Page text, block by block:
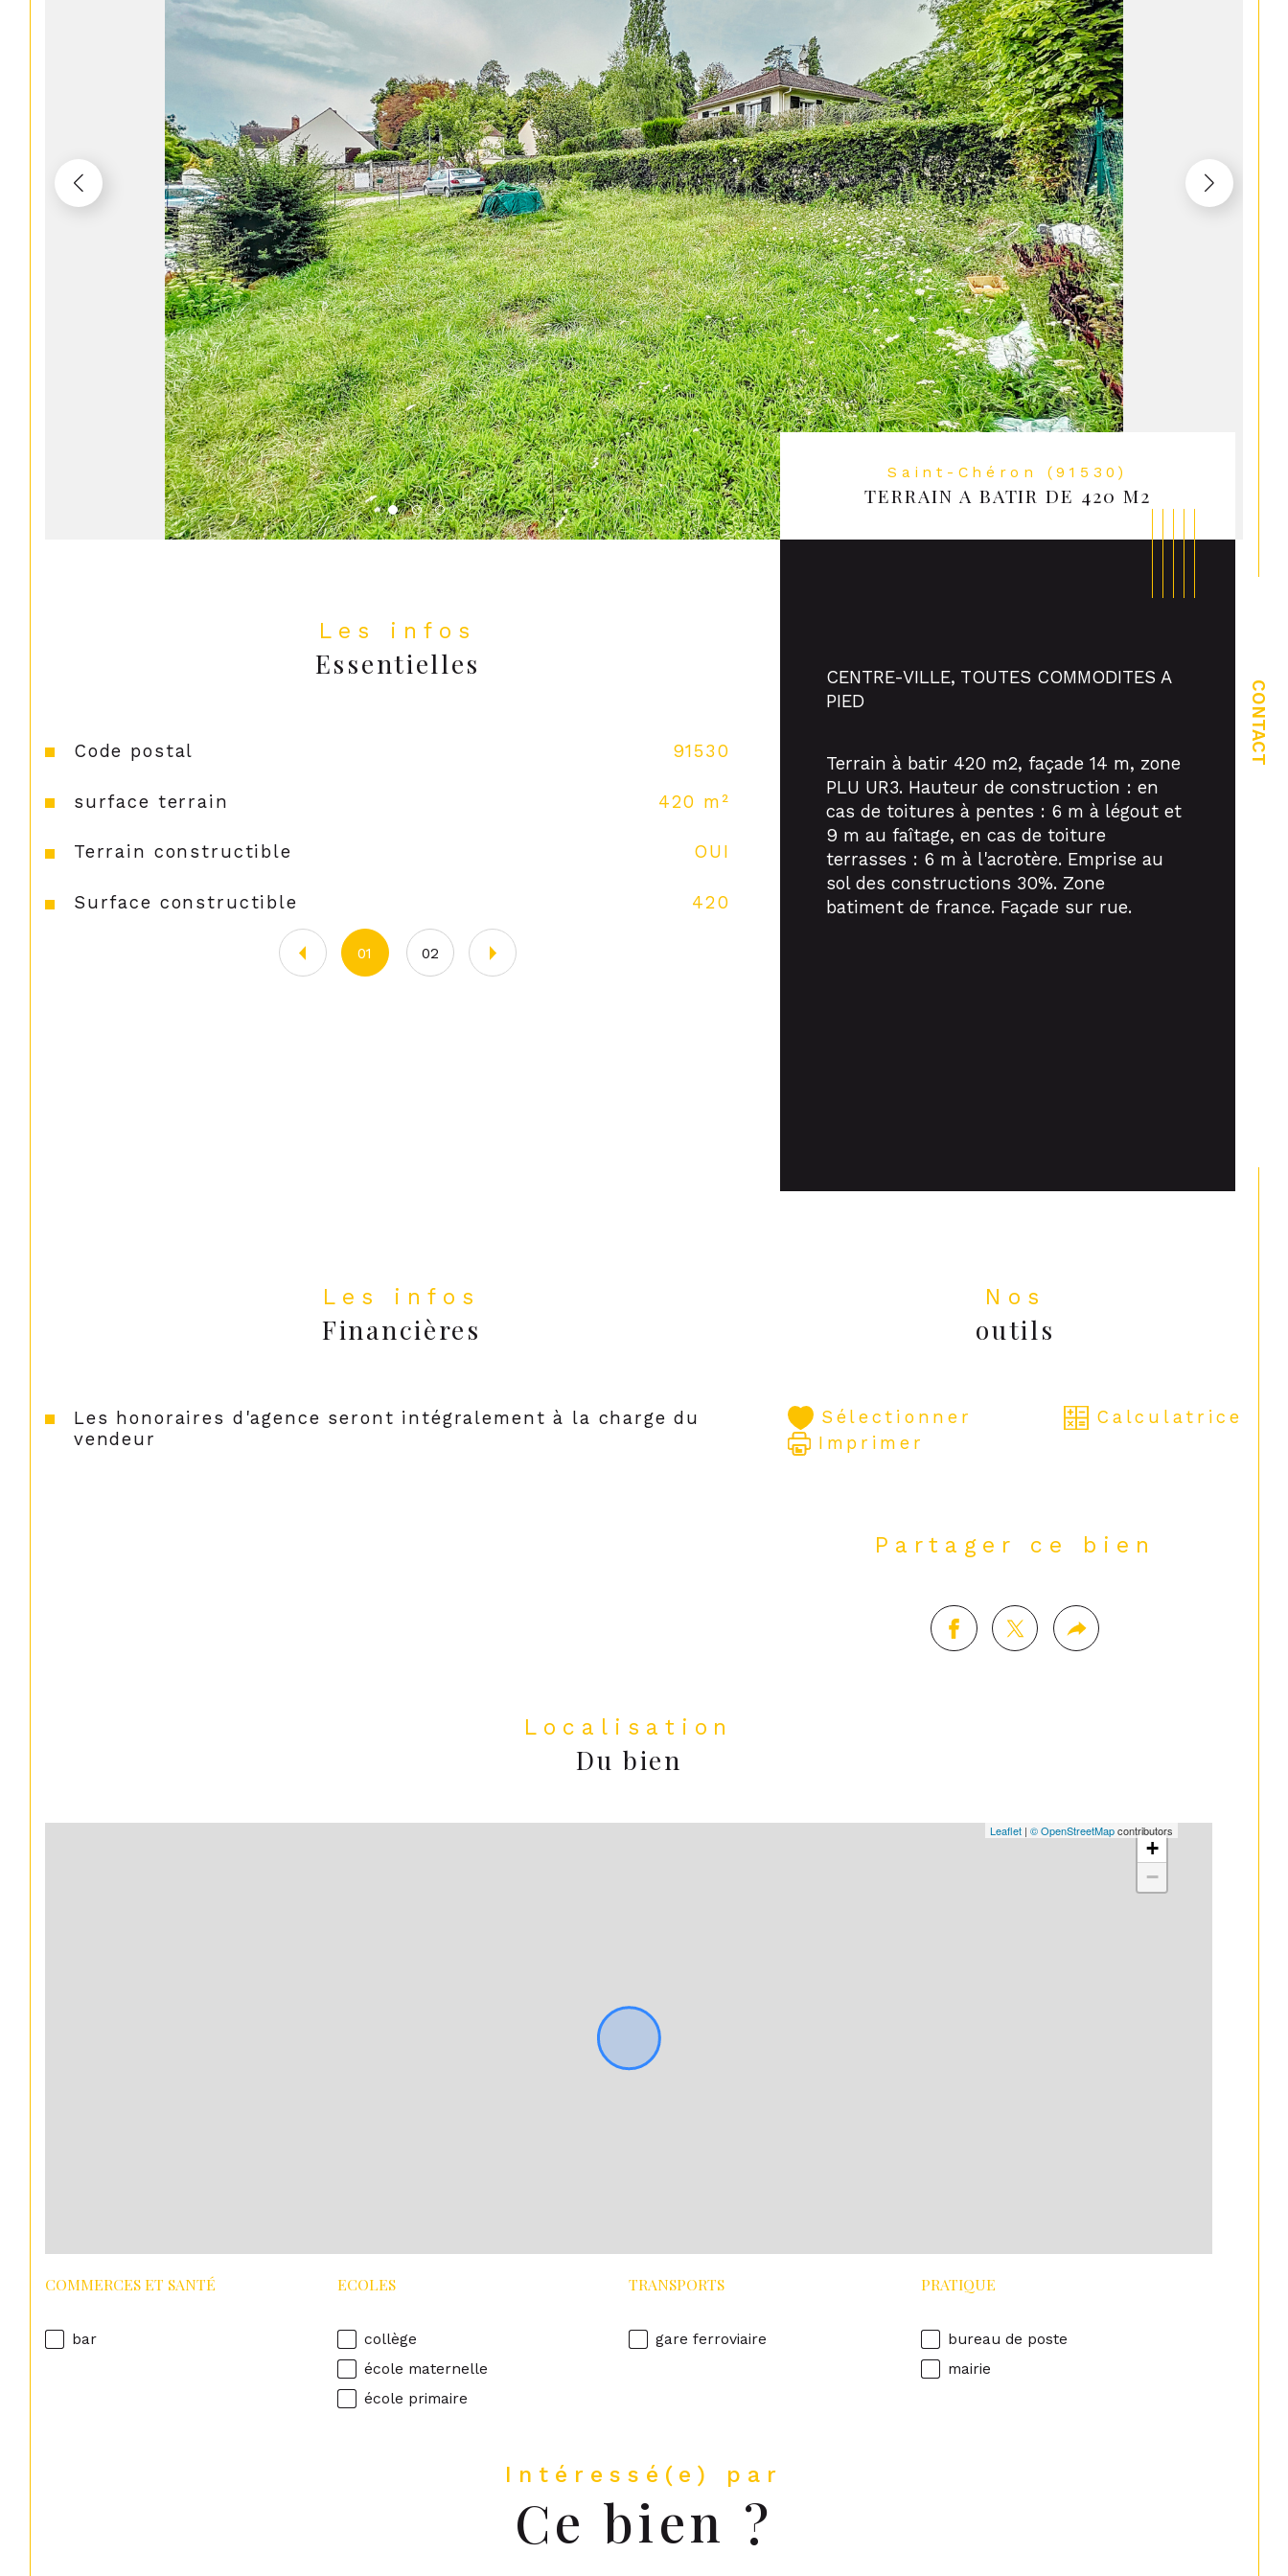
CONTACT
Saint-Chéron (91530)
TERRAIN A BATIR DE 420 M2
Les infos
Essentielles
Caractéristiques Valeurs
Code postal 91530
surface terrain 420 m²
Terrain constructible OUI
Surface constructible 420
Quartier
Terrain Viabilisé
01 02
CENTRE-VILLE, TOUTES COMMODITES A
PIED
Terrain à batir 420 m2, façade 14 m, zone
PLU UR3. Hauteur de construction : en
cas de toitures à pentes : 6 m à légout et
9 m au faîtage, en cas de toiture
terrasses : 6 m à l'acrotère. Emprise au
sol des constructions 30%. Zone
batiment de france. Façade sur rue.
Les infos
Financières
Les honoraires d'agence seront intégralement à la charge du
vendeur
Nos
outils
Sélectionner
Calculatrice
Imprimer
Partager ce bien
Localisation
Du bien
+
−
Leaflet |© OpenStreetMapcontributors
COMMERCES ET SANTÉ
bar
ECOLES
collège
école maternelle
école primaire
TRANSPORTS
gare ferroviaire
PRATIQUE
bureau de poste
mairie
Intéressé(e) par
Ce bien ?